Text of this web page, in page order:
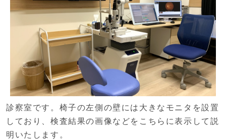
診察室です。椅子の左側の壁には大きなモニタを設置
しており、検査結果の画像などをこちらに表示して説
明いたします。